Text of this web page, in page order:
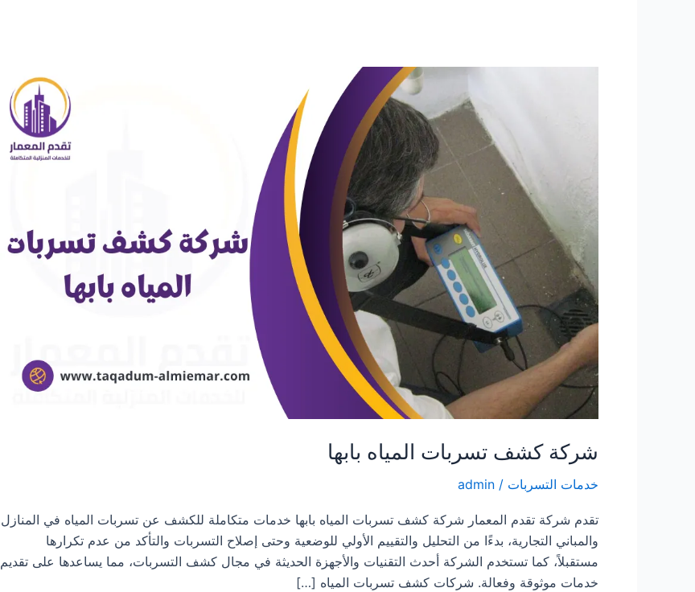
شركة كشف تسربات المياه بابها
خدمات التسربات /
admin
تقدم شركة تقدم المعمار شركة كشف تسربات المياه بابها خدمات متكاملة للكشف عن تسربات المياه في المنازل
والمباني التجارية، بدءًا من التحليل والتقييم الأولي للوضعية وحتى إصلاح التسربات والتأكد من عدم تكرارها
مستقبلاً، كما تستخدم الشركة أحدث التقنيات والأجهزة الحديثة في مجال كشف التسربات، مما يساعدها على تقديم
خدمات موثوقة وفعالة. شركات كشف تسربات المياه […]